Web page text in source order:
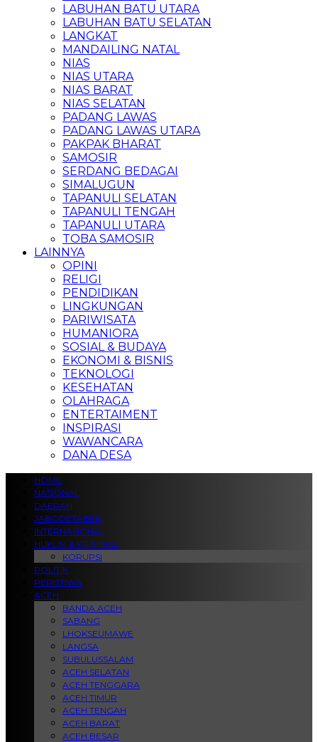
LABUHAN BATU UTARA
LABUHAN BATU SELATAN
LANGKAT
MANDAILING NATAL
NIAS
NIAS UTARA
NIAS BARAT
NIAS SELATAN
PADANG LAWAS
PADANG LAWAS UTARA
PAKPAK BHARAT
SAMOSIR
SERDANG BEDAGAI
SIMALUGUN
TAPANULI SELATAN
TAPANULI TENGAH
TAPANULI UTARA
TOBA SAMOSIR
LAINNYA
OPINI
RELIGI
PENDIDIKAN
LINGKUNGAN
PARIWISATA
HUMANIORA
SOSIAL & BUDAYA
EKONOMI & BISNIS
TEKNOLOGI
KESEHATAN
OLAHRAGA
ENTERTAIMENT
INSPIRASI
WAWANCARA
DANA DESA
HOME
NASIONAL
DAERAH
JABODETABEK
INTERNASIONAL
HUKUM & KRIMINAL
KORUPSI
POLITIK
PERISTIWA
ACEH
BANDA ACEH
SABANG
LHOKSEUMAWE
LANGSA
SUBULUSSALAM
ACEH SELATAN
ACEH TENGGARA
ACEH TIMUR
ACEH TENGAH
ACEH BARAT
ACEH BESAR